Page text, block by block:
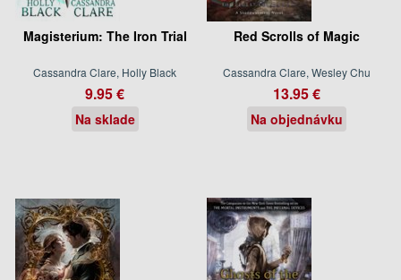
Magisterium: The Iron Trial
Cassandra Clare, Holly Black
9.95 €
Na sklade
Red Scrolls of Magic
Cassandra Clare, Wesley Chu
13.95 €
Na objednávku